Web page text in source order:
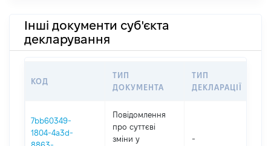
Інші документи суб'єкта
декларування
КОД
ТИП
ДОКУМЕНТА
ТИП
ДЕКЛАРАЦІЇ
7bb60349-
1804-4a3d-
Повідомлення
про суттєві
зміни y
-